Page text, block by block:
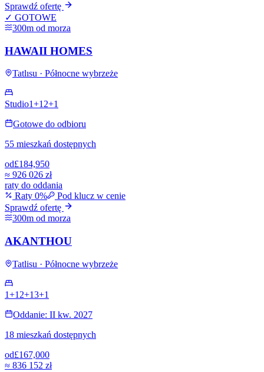
Sprawdź ofertę
✓ GOTOWE
300m od morza
HAWAII HOMES
Tatlısu · Północne wybrzeże
Studio1+1 2+1
Gotowe do odbioru
55 mieszkań dostępnych
od£184,950
≈ 926 026 zł
raty do oddania
Raty 0%
Pod klucz w cenie
Sprawdź ofertę
300m od morza
AKANTHOU
Tatlisu · Północne wybrzeże
1+1 2+13+1
Oddanie: II kw. 2027
18 mieszkań dostępnych
od£167,000
≈ 836 152 zł